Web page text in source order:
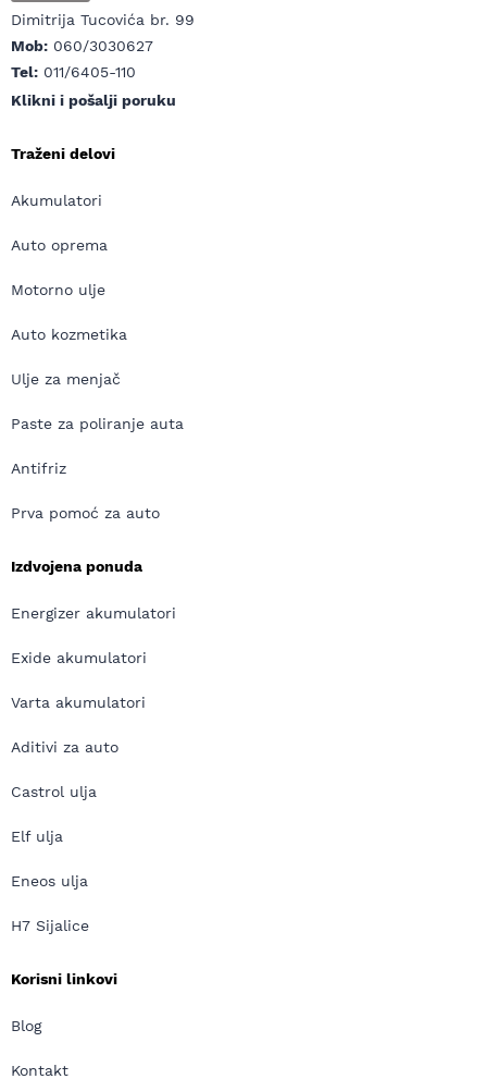
Dimitrija Tucovića br. 99
Mob: 060/3030627
Tel: 011/6405-110
Klikni i pošalji poruku
Traženi delovi
Akumulatori
Auto oprema
Motorno ulje
Auto kozmetika
Ulje za menjač
Paste za poliranje auta
Antifriz
Prva pomoć za auto
Izdvojena ponuda
Energizer akumulatori
Exide akumulatori
Varta akumulatori
Aditivi za auto
Castrol ulja
Elf ulja
Eneos ulja
H7 Sijalice
Korisni linkovi
Blog
Kontakt